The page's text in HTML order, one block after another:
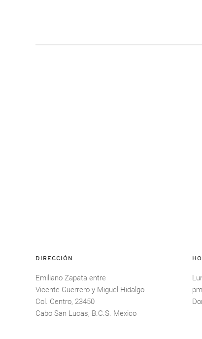
DIRECCIÓN
Emiliano Zapata entre
Vicente Guerrero y Miguel Hidalgo
Col. Centro, 23450
Cabo San Lucas, B.C.S. Mexico
pm